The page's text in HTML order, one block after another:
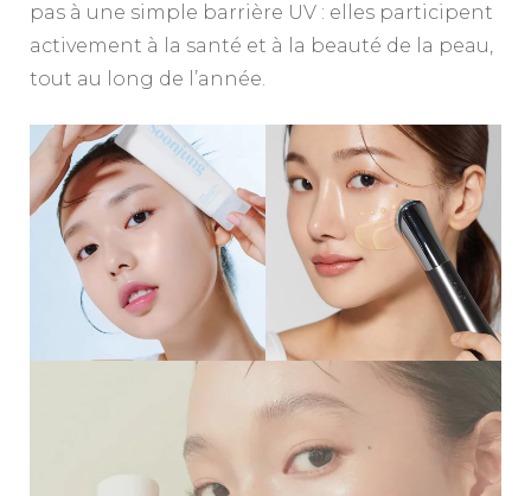
pas à une simple barrière UV : elles participent
activement à la santé et à la beauté de la peau,
tout au long de l’année.